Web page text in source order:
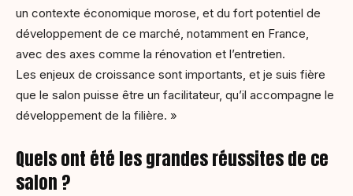
un contexte économique morose, et du fort potentiel de
développement de ce marché, notamment en France,
avec des axes comme la rénovation et l’entretien.
Les enjeux de croissance sont importants, et je suis fière
que le salon puisse être un facilitateur, qu’il accompagne le
développement de la filière. »
Quels ont été les grandes réussites de ce
salon ?